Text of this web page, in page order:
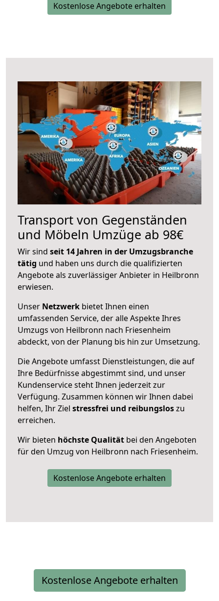
Kostenlose Angebote erhalten
Transport von Gegenständen
und Möbeln Umzüge ab 98€
Wir sind seit 14 Jahren in der Umzugsbranche
tätig und haben uns durch die qualifizierten
Angebote als zuverlässiger Anbieter in Heilbronn
erwiesen.
Unser Netzwerk bietet Ihnen einen
umfassenden Service, der alle Aspekte Ihres
Umzugs von Heilbronn nach Friesenheim
abdeckt, von der Planung bis hin zur Umsetzung.
Die Angebote umfasst Dienstleistungen, die auf
Ihre Bedürfnisse abgestimmt sind, und unser
Kundenservice steht Ihnen jederzeit zur
Verfügung. Zusammen können wir Ihnen dabei
helfen, Ihr Ziel stressfrei und reibungsloszu
erreichen.
Wir bieten höchste Qualität bei den Angeboten
für den Umzug von Heilbronn nach Friesenheim.
Kostenlose Angebote erhalten
Kostenlose Angebote erhalten